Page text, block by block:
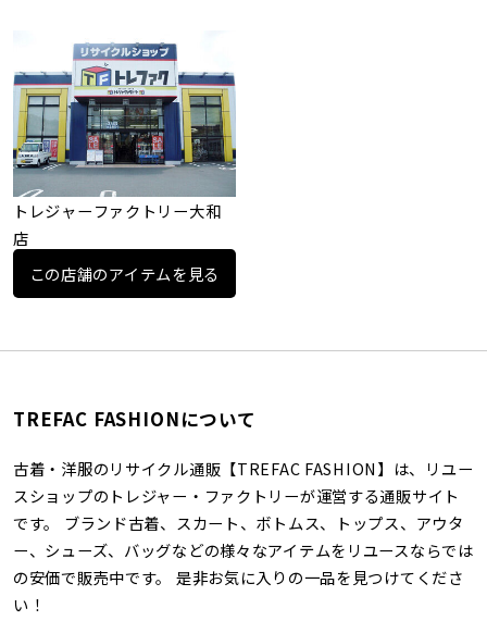
トレジャーファクトリー大和
店
この店舗のアイテムを見る
TREFAC FASHIONについて
古着・洋服のリサイクル通販【TREFAC FASHION】は、リユー
スショップのトレジャー・ファクトリーが運営する通販サイト
です。 ブランド古着、スカート、ボトムス、トップス、アウタ
ー、シューズ、バッグなどの様々なアイテムをリユースならでは
の安価で販売中です。 是非お気に入りの一品を見つけてくださ
い！